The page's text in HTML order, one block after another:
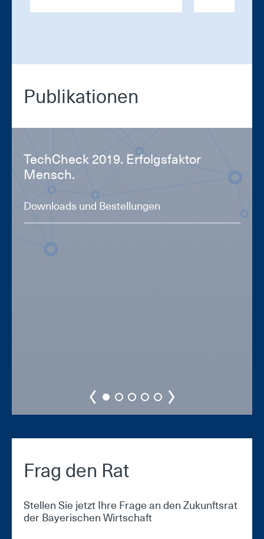
Pu­bli­ka­tio­nen
Tech­Check 2019. Er­folgs­fak­tor
Mensch.
Downloads und Bestellungen
Frag den Rat
Stellen Sie jetzt Ihre Frage an den Zukunftsrat
der Bayerischen Wirtschaft